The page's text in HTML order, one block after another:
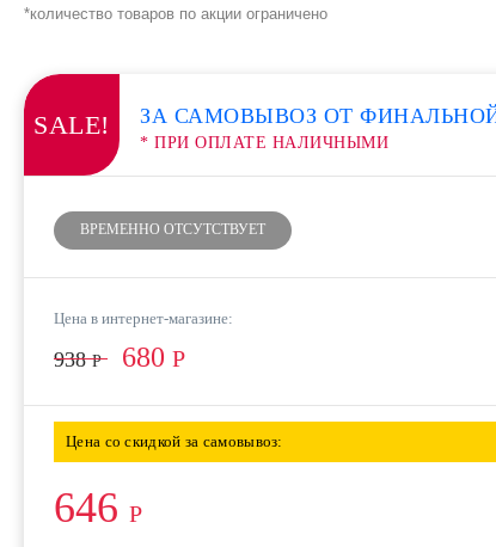
*количество товаров по акции ограничено
SALE! ЗА САМОВЫВОЗ ОТ
* ПРИ ОПЛАТЕ НАЛИЧНЫМИ
ВРЕМЕННО ОТСУТСТВУЕТ
Цена в интернет-магазине:
938Р 680 Р
Цена со скидкой за самовывоз:
646 Р